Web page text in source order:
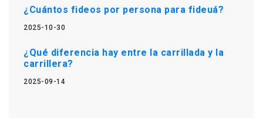
¿Cuántos fideos por persona para fideuá?
2025-10-30
¿Qué diferencia hay entre la carrillada y la
carrillera?
2025-09-14